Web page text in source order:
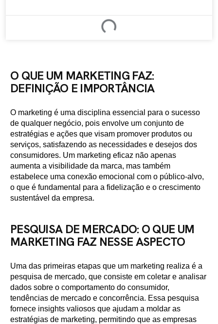
O QUE UM MARKETING FAZ:
DEFINIÇÃO E IMPORTÂNCIA
O marketing é uma disciplina essencial para o sucesso
de qualquer negócio, pois envolve um conjunto de
estratégias e ações que visam promover produtos ou
serviços, satisfazendo as necessidades e desejos dos
consumidores. Um marketing eficaz não apenas
aumenta a visibilidade da marca, mas também
estabelece uma conexão emocional com o público-alvo,
o que é fundamental para a fidelização e o crescimento
sustentável da empresa.
PESQUISA DE MERCADO: O QUE UM
MARKETING FAZ NESSE ASPECTO
Uma das primeiras etapas que um marketing realiza é a
pesquisa de mercado, que consiste em coletar e analisar
dados sobre o comportamento do consumidor,
tendências de mercado e concorrência. Essa pesquisa
fornece insights valiosos que ajudam a moldar as
estratégias de marketing, permitindo que as empresas